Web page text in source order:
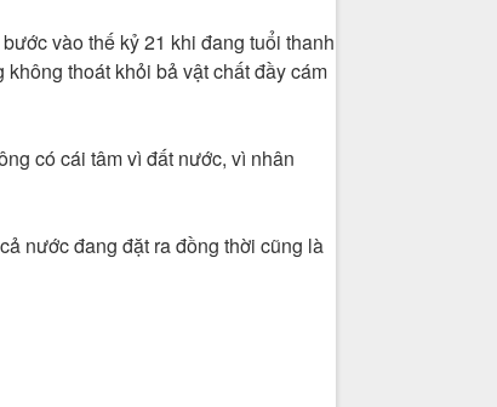
vào thế kỷ 21 khi đang tuổi thanh
thoát khỏi bả vật chất đầy cám
có cái tâm vì đất nước, vì nhân
nước đang đặt ra đồng thời cũng là